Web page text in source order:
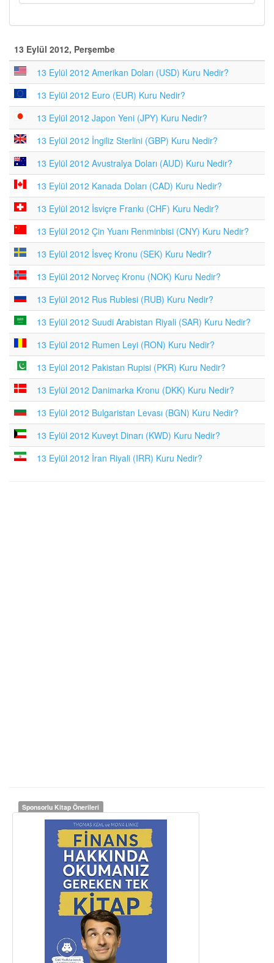
13 Eylül 2012, Perşembe
13 Eylül 2012 Amerikan Doları (USD) Kuru Nedir?
13 Eylül 2012 Euro (EUR) Kuru Nedir?
13 Eylül 2012 Japon Yeni (JPY) Kuru Nedir?
13 Eylül 2012 İngiliz Sterlini (GBP) Kuru Nedir?
13 Eylül 2012 Avustralya Doları (AUD) Kuru Nedir?
13 Eylül 2012 Kanada Doları (CAD) Kuru Nedir?
13 Eylül 2012 İsviçre Frankı (CHF) Kuru Nedir?
13 Eylül 2012 Çin Yuanı Renminbisi (CNY) Kuru Nedir?
13 Eylül 2012 İsveç Kronu (SEK) Kuru Nedir?
13 Eylül 2012 Norveç Kronu (NOK) Kuru Nedir?
13 Eylül 2012 Rus Rublesi (RUB) Kuru Nedir?
13 Eylül 2012 Suudi Arabistan Riyali (SAR) Kuru Nedir?
13 Eylül 2012 Rumen Leyi (RON) Kuru Nedir?
13 Eylül 2012 Pakistan Rupisi (PKR) Kuru Nedir?
13 Eylül 2012 Danimarka Kronu (DKK) Kuru Nedir?
13 Eylül 2012 Bulgaristan Levası (BGN) Kuru Nedir?
13 Eylül 2012 Kuveyt Dinarı (KWD) Kuru Nedir?
13 Eylül 2012 İran Riyali (IRR) Kuru Nedir?
Sponsorlu Kitap Önerileri